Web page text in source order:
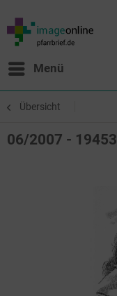
Menü
Übersicht
06/2007 - 19453